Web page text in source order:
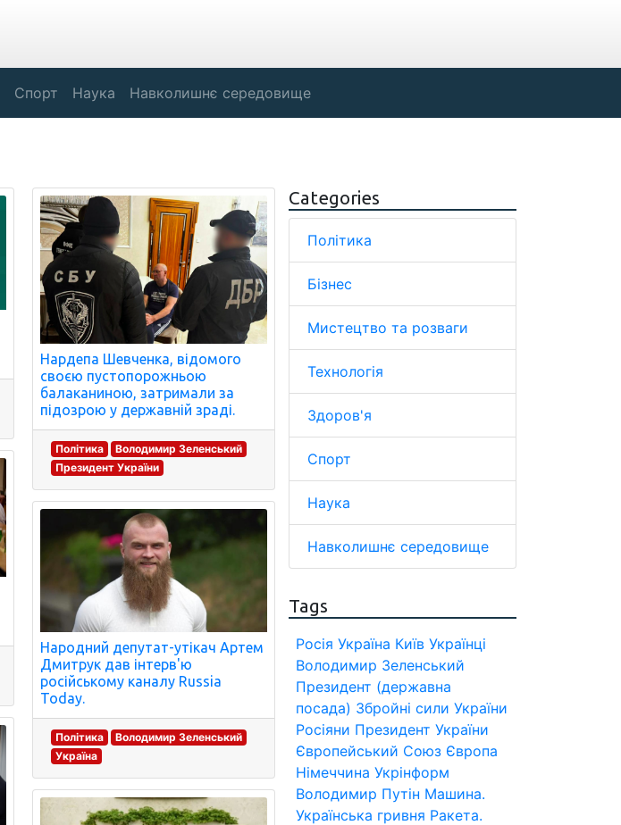
Спорт Наука Навколишнє середовище
Нардепа Шевченка, відомого
своєю пустопорожньою
балаканиною, затримали за
підозрою у державній зраді.
Політика
Володимир Зеленський
Президент України
Народний депутат-утікач Артем
Дмитрук дав інтерв'ю
російському каналу Russia
Today.
Політика
Володимир Зеленський
Україна
Categories
Політика
Бізнес
Мистецтво та розваги
Технологія
Здоров'я
Спорт
Наука
Навколишнє середовище
Tags
Росія Україна Київ Українці
Володимир Зеленський
Президент (державна
посада) Збройні сили України
Росіяни Президент України
Європейський Союз Європа
Німеччина Укрінформ
Володимир Путін Машина.
Українська гривня Ракета.